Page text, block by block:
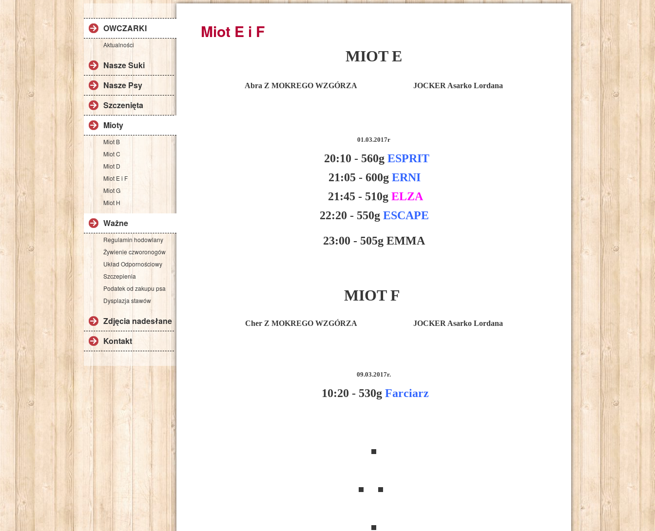
OWCZARKI
Aktualności
Nasze Suki
Nasze Psy
Szczenięta
Mioty
Miot B
Miot C
Miot D
Miot E i F
Miot G
Miot H
Ważne
Regulamin hodowlany
Żywienie czworonogów
Układ Odpornościowy
Szczepienia
Podatek od zakupu psa
Dysplazja stawów
Zdjęcia nadesłane
Kontakt
Miot E i F
MIOT E
Abra Z MOKREGO WZGÓRZA JOCKER Asarko Lordana
01.03.2017r
20:10 - 560g ESPRIT
21:05 - 600g ERNI
21:45 - 510g ELZA
22:20 - 550g ESCAPE
23:00 - 505g EMMA
MIOT F
Cher Z MOKREGO WZGÓRZA JOCKER Asarko Lordana
09.03.2017r.
10:20 - 530g Farciarz